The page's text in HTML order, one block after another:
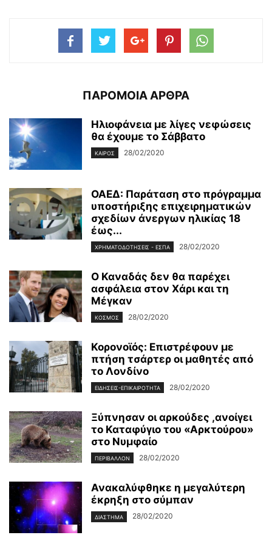
ΠΑΡΟΜΟΙΑ ΑΡΘΡΑ
Ηλιοφάνεια με λίγες νεφώσεις
θα έχουμε το Σάββατο
ΚΑΙΡΌΣ 28/02/2020
ΟΑΕΔ: Παράταση στο πρόγραμμα
υποστήριξης επιχειρηματικών
σχεδίων άνεργων ηλικίας 18
έως...
ΧΡΗΜΑΤΟΔΟΤΉΣΕΙΣ - ΕΣΠΑ 28/02/2020
Ο Καναδάς δεν θα παρέχει
ασφάλεια στον Χάρι και τη
Μέγκαν
ΚΌΣΜΟΣ 28/02/2020
Κορονοϊός: Επιστρέφουν με
πτήση τσάρτερ οι μαθητές από
το Λονδίνο
ΕΙΔΉΣΕΙΣ-ΕΠΙΚΑΙΡΌΤΗΤΑ 28/02/2020
Ξύπνησαν οι αρκούδες ,ανοίγει
το Καταφύγιο του «Αρκτούρου»
στο Νυμφαίο
ΠΕΡΙΒΆΛΛΟΝ 28/02/2020
Ανακαλύφθηκε η μεγαλύτερη
έκρηξη στο σύμπαν
ΔΙΆΣΤΗΜΑ 28/02/2020